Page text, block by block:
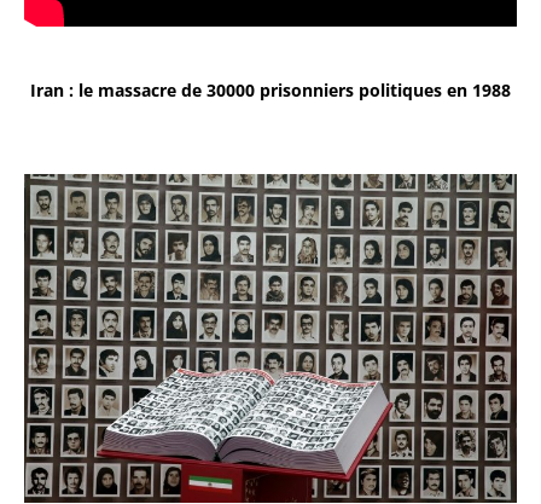
Iran : le massacre de 30000 prisonniers politiques en 1988